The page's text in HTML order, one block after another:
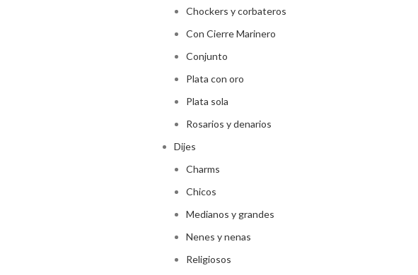
Chockers y corbateros
Con Cierre Marinero
Conjunto
Plata con oro
Plata sola
Rosarios y denarios
Dijes
Charms
Chicos
Medianos y grandes
Nenes y nenas
Religiosos